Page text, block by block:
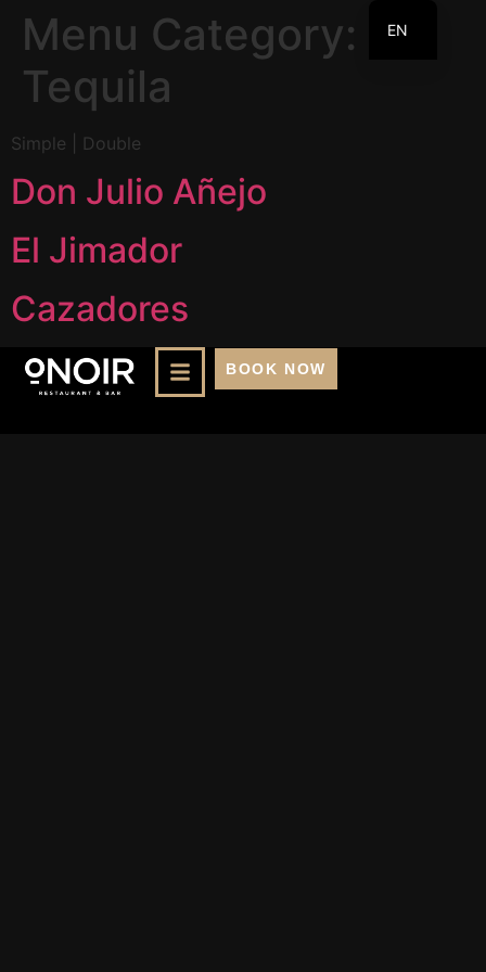
Menu Category:
Tequila
Simple | Double
Don Julio Añejo
El Jimador
Cazadores
BOOK NOW
EN